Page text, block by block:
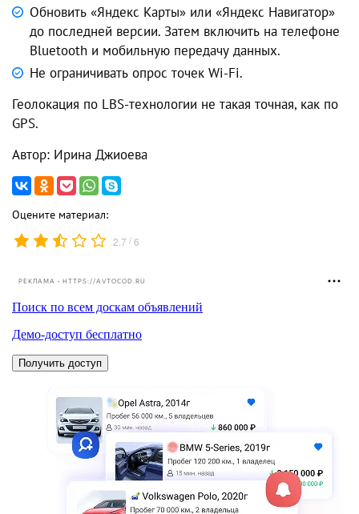
Обновить «Яндекс Карты» или «Яндекс Навигатор»
до последней версии. Затем включить на телефоне
Bluetooth и мобильную передачу данных.
Не ограничивать опрос точек Wi-Fi.
Геолокация по LBS-технологии не такая точная, как по
GPS.
Автор: Ирина Джиоева
Оцените материал:
2.7 /6
РЕКЛАМА • HTTPS://AVTOCOD.RU